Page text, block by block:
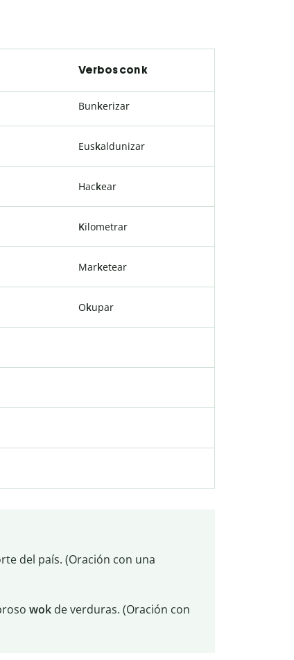
Verbos con k
Bunkerizar
Euskaldunizar
Hackear
Kilometrar
Marketear
Okupar
del país. (Oración con una
wokde verduras. (Oración con